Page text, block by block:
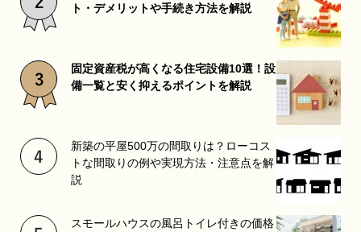
ト・デメリットや手続き方法を解説
固定資産税が高くなる住宅設備10選！設
備一覧と安く抑えるポイントを解説
新築の平屋500万の間取りは？ローコス
トな間取りの例や実現方法・注意点を解
説
スモールハウスの風呂トイレ付きの価格